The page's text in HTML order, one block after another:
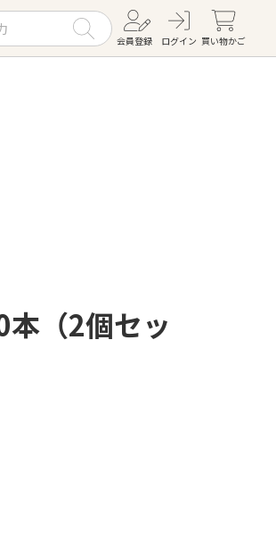
会員登録 ログイン 買い物かご
（2個セッ